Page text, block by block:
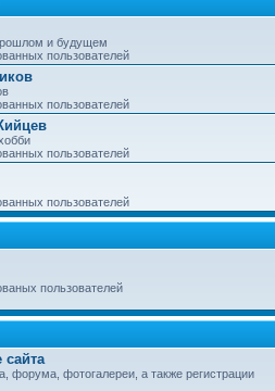
и будущем
пользователей
пользователей
пользователей
пользователей
пользователей
форума, фотогалереи, а также регистрации